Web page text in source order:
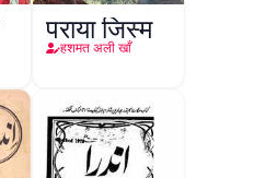
पराया जिस्म
हशमत अली खाँ